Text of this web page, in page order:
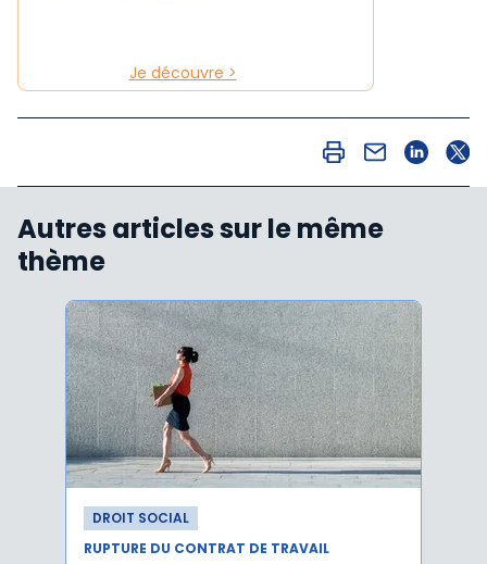
Je découvre >
Autres articles sur le même
thème
DROIT SOCIAL
RUPTURE DU CONTRAT DE TRAVAIL